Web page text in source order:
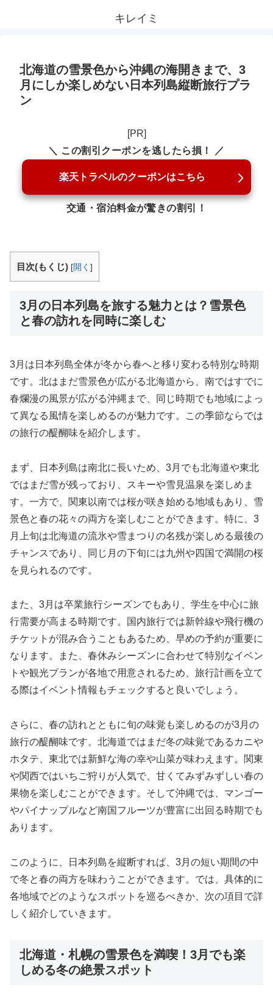
キレイミ
北海道の雪景色から沖縄の海開きまで、3
月にしか楽しめない日本列島縦断旅行プラ
ン
[PR]
＼ この割引クーポンを逃したら損！ ／
楽天トラベルのクーポンはこちら
交通・宿泊料金が驚きの割引！
目次(もくじ) [開く ]
3月の日本列島を旅する魅力とは？雪景色
と春の訪れを同時に楽しむ
3月は日本列島全体が冬から春へと移り変わる特別な時期
です。北はまだ雪景色が広がる北海道から、南ではすでに
春爛漫の風景が広がる沖縄まで、同じ時期でも地域によっ
て異なる風情を楽しめるのが魅力です。この季節ならでは
の旅行の醍醐味を紹介します。
まず、日本列島は南北に長いため、3月でも北海道や東北
ではまだ雪が残っており、スキーや雪見温泉を楽しめま
す。一方で、関東以南では桜が咲き始める地域もあり、雪
景色と春の花々の両方を楽しむことができます。特に、3
月上旬は北海道の流氷や雪まつりの名残が楽しめる最後の
チャンスであり、同じ月の下旬には九州や四国で満開の桜
を見られるのです。
また、3月は卒業旅行シーズンでもあり、学生を中心に旅
行需要が高まる時期です。国内旅行では新幹線や飛行機の
チケットが混み合うこともあるため、早めの予約が重要に
なります。また、春休みシーズンに合わせて特別なイベン
トや観光プランが各地で用意されるため、旅行計画を立て
る際はイベント情報もチェックすると良いでしょう。
さらに、春の訪れとともに旬の味覚も楽しめるのが3月の
旅行の醍醐味です。北海道ではまだ冬の味覚であるカニや
ホタテ、東北では新鮮な海の幸や山菜が味わえます。関東
や関西ではいちご狩りが人気で、甘くてみずみずしい春の
果物を楽しむことができます。そして沖縄では、マンゴー
やパイナップルなど南国フルーツが豊富に出回る時期でも
あります。
このように、日本列島を縦断すれば、3月の短い期間の中
で冬と春の両方を味わうことができます。では、具体的に
各地域でどのようなスポットを巡るべきか、次の項目で詳
しく紹介していきます。
北海道・札幌の雪景色を満喫！3月でも楽
しめる冬の絶景スポット